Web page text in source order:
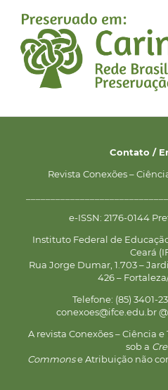
Contato /
Revista Conexões –
e-ISSN: 2176-0144
Instituto Federal de
Ceará
Rua Jorge Dumar, 1.703 –
426 –
Telefone: (85) 3401-
conexoes@ifce.edu.br
A revista Conexões – Ciência
sob a
Commonse Atribuição não